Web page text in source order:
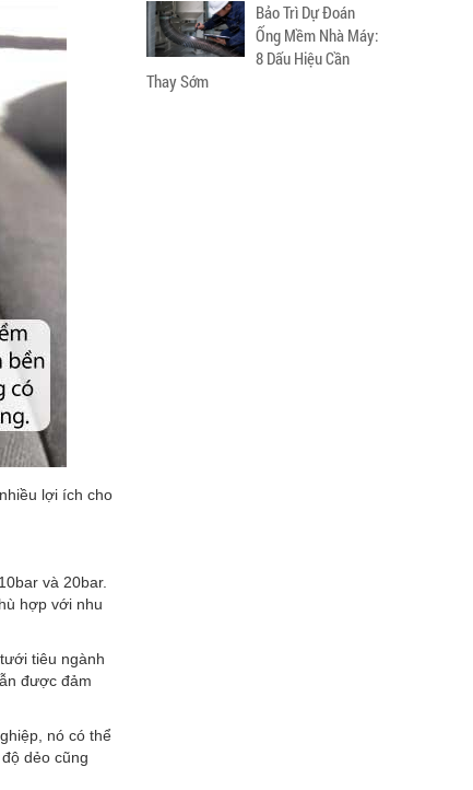
lợi ích cho
và 20bar.
hợp với nhu
tiêu ngành
được đảm
nó có thể
dẻo cũng
Bảo Trì Dự Đoán
Ống Mềm Nhà Máy:
8 Dấu Hiệu Cần
Thay Sớm